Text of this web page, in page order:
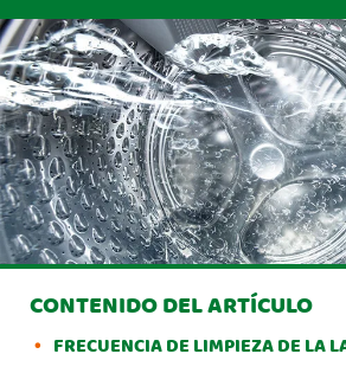
CONTENIDO DEL ARTÍCULO
FRECUENCIA DE LIMPIEZA DE LA